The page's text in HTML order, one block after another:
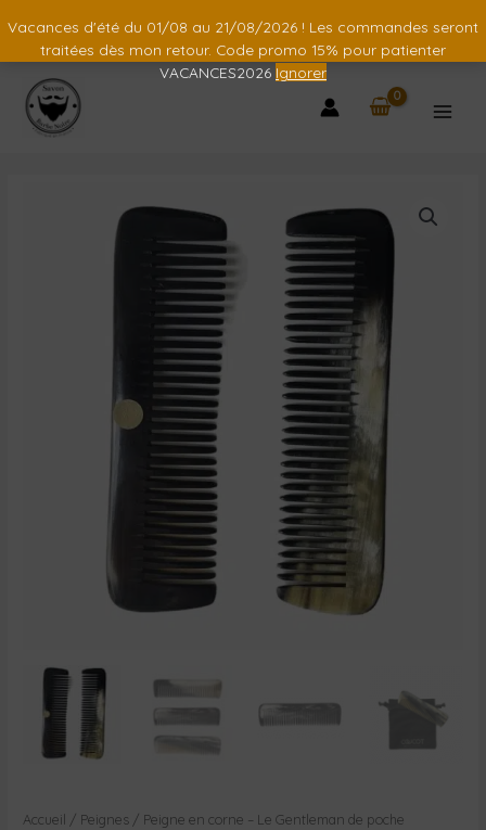
Vacances d'été du 01/08 au 21/08/2026 ! Les commandes seront
traitées dès mon retour. Code promo 15% pour patienter
VACANCES2026 Ignorer
Accueil / Peignes / Peigne en corne – Le Gentleman de poche